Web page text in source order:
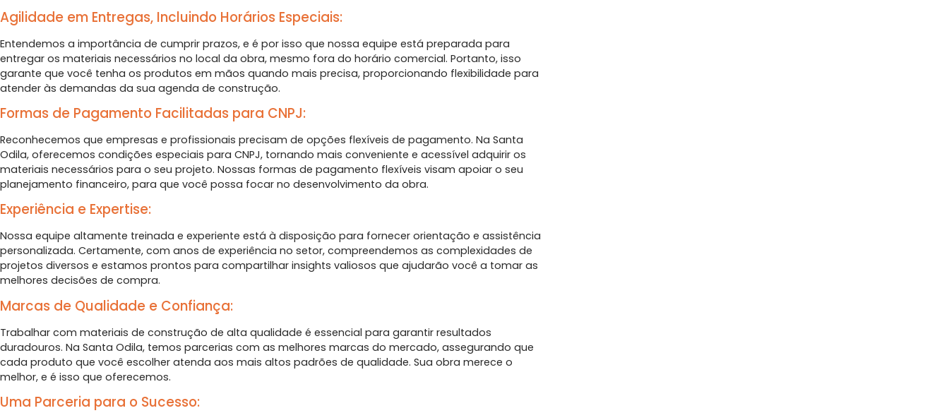
Agilidade em Entregas, Incluindo Horários Especiais:
Entendemos a importância de cumprir prazos, e é por isso que nossa equipe está preparada para
entregar os materiais necessários no local da obra, mesmo fora do horário comercial. Portanto, isso
garante que você tenha os produtos em mãos quando mais precisa, proporcionando flexibilidade para
atender às demandas da sua agenda de construção.
Formas de Pagamento Facilitadas para CNPJ:
Reconhecemos que empresas e profissionais precisam de opções flexíveis de pagamento. Na Santa
Odila, oferecemos condições especiais para CNPJ, tornando mais conveniente e acessível adquirir os
materiais necessários para o seu projeto. Nossas formas de pagamento flexíveis visam apoiar o seu
planejamento financeiro, para que você possa focar no desenvolvimento da obra.
Experiência e Expertise:
Nossa equipe altamente treinada e experiente está à disposição para fornecer orientação e assistência
personalizada. Certamente, com anos de experiência no setor, compreendemos as complexidades de
projetos diversos e estamos prontos para compartilhar insights valiosos que ajudarão você a tomar as
melhores decisões de compra.
Marcas de Qualidade e Confiança:
Trabalhar com materiais de construção de alta qualidade é essencial para garantir resultados
duradouros. Na Santa Odila, temos parcerias com as melhores marcas do mercado, assegurando que
cada produto que você escolher atenda aos mais altos padrões de qualidade. Sua obra merece o
melhor, e é isso que oferecemos.
Uma Parceria para o Sucesso: